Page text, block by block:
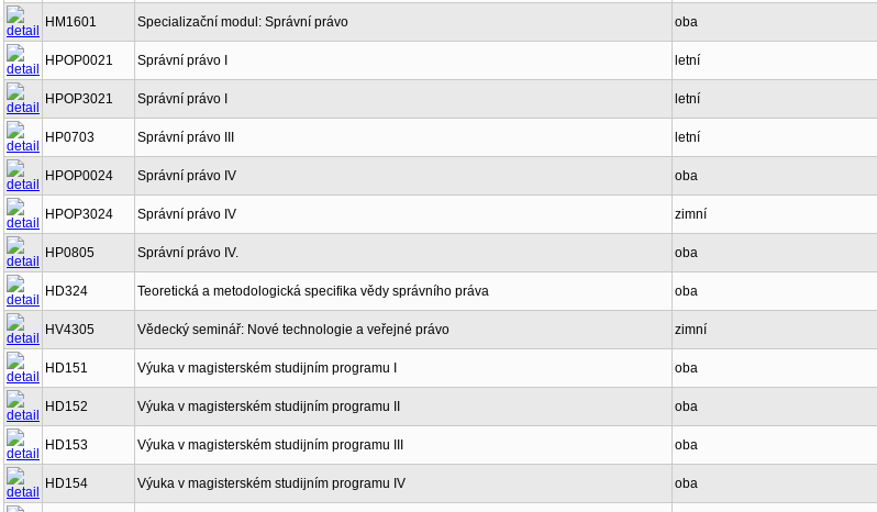
HM1601 Specializační modul: Správní právo oba
HPOP0021 Správní právo I letní
HPOP3021 Správní právo I letní
HP0703 Správní právo III letní
HPOP0024 Správní právo IV oba
HPOP3024 Správní právo IV zimní
HP0805 Správní právo IV. oba
HD324 Teoretická a metodologická specifika vědy správního práva oba
HV4305 Vědecký seminář: Nové technologie a veřejné právo zimní
HD151 Výuka v magisterském studijním programu I oba
HD152 Výuka v magisterském studijním programu II oba
HD153 Výuka v magisterském studijním programu III oba
HD154 Výuka v magisterském studijním programu IV oba